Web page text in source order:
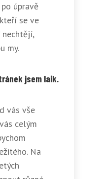
úpravě
se ve
nechtějí,
my.
jsem laik.
vás vše
celým
Na